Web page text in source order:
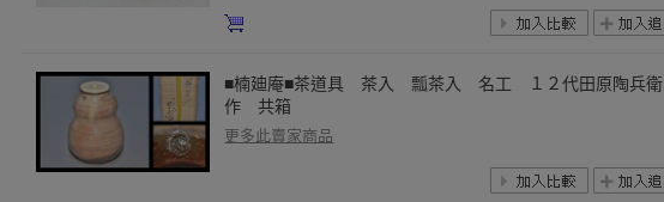
■楠廸庵■茶道具 茶入 瓢茶入 名工 １２代田原陶兵衛
作 共箱
更多此賣家商品